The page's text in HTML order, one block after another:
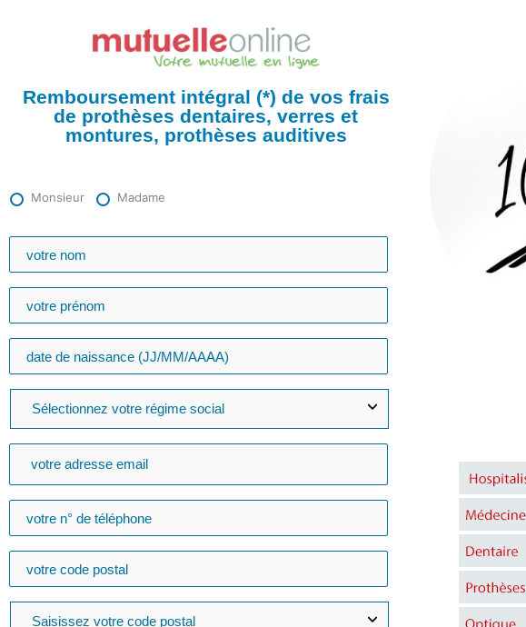
Remboursement intégral (*) de vos frais
de prothèses dentaires, verres et
montures, prothèses auditives
Monsieur Madame